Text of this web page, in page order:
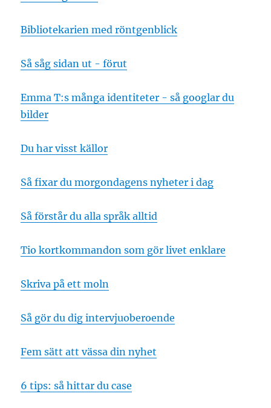
Bibliotekarien med röntgenblick
Så såg sidan ut - förut
Emma T:s många identiteter - så googlar du
bilder
Du har visst källor
Så fixar du morgondagens nyheter i dag
Så förstår du alla språk alltid
Tio kortkommandon som gör livet enklare
Skriva på ett moln
Så gör du dig intervjuoberoende
Fem sätt att vässa din nyhet
6 tips: så hittar du case